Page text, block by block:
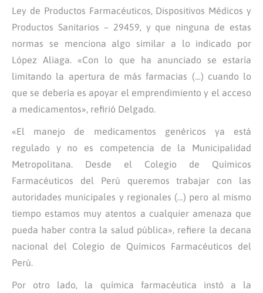
Ley de Productos Farmacéuticos, Dispositivos Médicos y
Productos Sanitarios – 29459, y que ninguna de estas
normas se menciona algo similar a lo indicado por
López Aliaga. «Con lo que ha anunciado se estaría
limitando la apertura de más farmacias (…) cuando lo
que se debería es apoyar el emprendimiento y el acceso
a medicamentos», refirió Delgado.
«El manejo de medicamentos genéricos ya está
regulado y no es competencia de la Municipalidad
Metropolitana. Desde el Colegio de Químicos
Farmacéuticos del Perú queremos trabajar con las
autoridades municipales y regionales (…) pero al mismo
tiempo estamos muy atentos a cualquier amenaza que
pueda haber contra la salud pública», refiere la decana
nacional del Colegio de Químicos Farmacéuticos del
Perú.
Por otro lado, la química farmacéutica instó a la